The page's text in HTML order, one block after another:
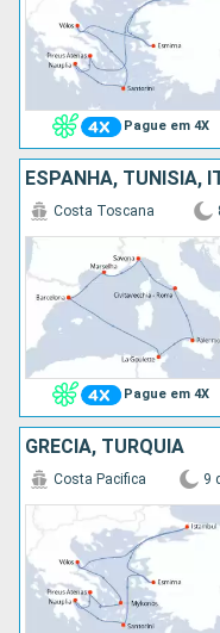
Pague em 4X
ESPANHA, TUNÍSIA,
Pague em 4X
Costa Toscana
GRÉCIA, TURQUIA
Costa Pacifica 9 d